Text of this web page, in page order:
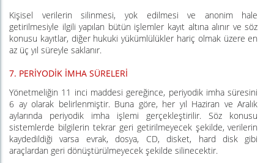
Kişisel verilerin silinmesi, yok edilmesi ve anonim hale
getirilmesiyle ilgili yapılan bütün işlemler kayıt altına alınır ve söz
konusu kayıtlar, diğer hukuki yükümlülükler hariç olmak üzere en
az üç yıl süreyle saklanır.
7. PERİYODİK İMHA SÜRELERİ
Yönetmeliğin 11 inci maddesi gereğince, periyodik imha süresini
6 ay olarak belirlenmiştir. Buna göre, her yıl Haziran ve Aralık
aylarında periyodik imha işlemi gerçekleştirilir. Söz konusu
sistemlerde bilgilerin tekrar geri getirilmeyecek şekilde, verilerin
kaydedildiği varsa evrak, dosya, CD, disket, hard disk gibi
araçlardan geri dönüştürülmeyecek şekilde silinecektir.